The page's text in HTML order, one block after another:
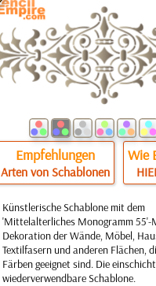
Empfehlungen
Arten von Schablonen
Wie
Künstlerische Schablone mit dem
'Mittelalterliches Monogramm 55'-
Dekoration der Wände, Möbel,
Textilfasern und anderen Flächen,
Färben geeignet sind. Die
wiederverwendbare Schablone.